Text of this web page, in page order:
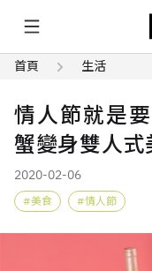
首頁 生活
情人節就是
蟹變身雙人式
2020-02-06
美食 情人節